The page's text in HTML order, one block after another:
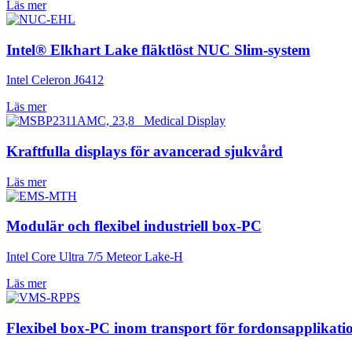
Läs mer
Intel® Elkhart Lake fläktlöst NUC Slim-system
Intel Celeron J6412
Läs mer
Kraftfulla displays för avancerad sjukvård
Läs mer
Modulär och flexibel industriell box-PC
Intel Core Ultra 7/5 Meteor Lake-H
Läs mer
Flexibel box-PC inom transport för